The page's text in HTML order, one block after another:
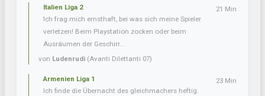
Italien Liga 2
Ich frag mich ernsthaft, bei was sich meine Spieler
verletzen! Beim Playstation zocken oder beim
Ausräumen der Geschirr...
von Ludenrudi (Avanti Dilettanti 07)
21 Min
Armenien Liga 1
Ich finde die Übernacht des gleichmachers heftig.
23 Min